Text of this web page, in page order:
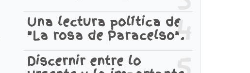
4
Una lectura política de
"La rosa de Paracelso".
Discernir entre lo